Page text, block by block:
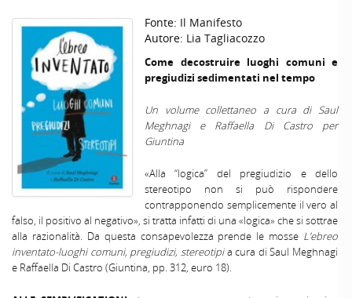
Fonte: Il Manifesto
Autore: Lia Tagliacozzo
Come decostruire luoghi comuni e
pregiudizi sedimentati nel tempo
Un volume collettaneo a cura di Saul
Meghnagi e Raffaella Di Castro per
Giuntina
«Alla “logica” del pregiudizio e dello
stereotipo non si può rispondere
contrapponendo semplicemente il vero al
falso, il positivo al negativo», si tratta infatti di una «logica» che si sottrae
alla razionalità. Da questa consapevolezza prende le mosse L’ebreo
inventato-luoghi comuni, pregiudizi, stereotipia cura di Saul Meghnagi
e Raffaella Di Castro (Giuntina, pp. 312, euro 18).